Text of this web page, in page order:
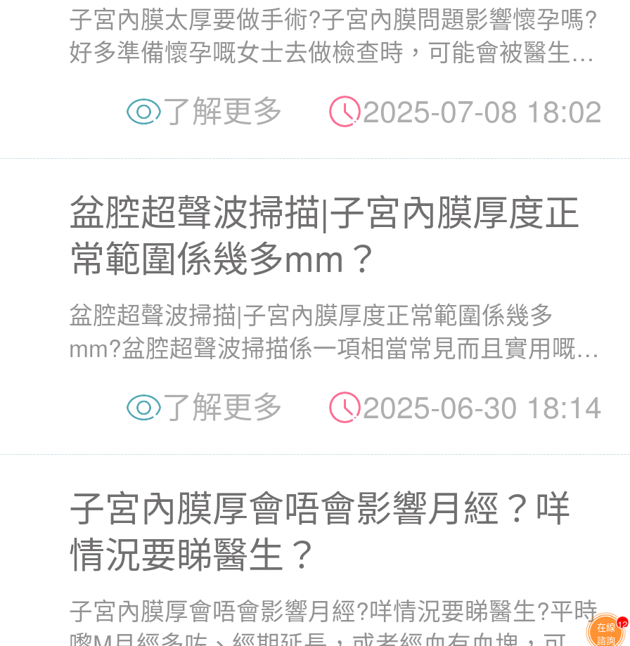
子宮內膜太厚要做手術?子宮內膜問題影響懷孕嗎?
好多準備懷孕嘅女士去做檢查時，可能會被醫生
了解更多 2025-07-08 18:02
盆腔超聲波掃描|子宮內膜厚度正
常範圍係幾多mm？
盆腔超聲波掃描|子宮內膜厚度正常範圍係幾多
mm?盆腔超聲波掃描係一項相當常見而且實用嘅檢
了解更多 2025-06-30 18:14
子宮內膜厚會唔會影響月經？咩
情況要睇醫生？
子宮內膜厚會唔會影響月經?咩情況要睇醫生?平時在線
諮詢
13